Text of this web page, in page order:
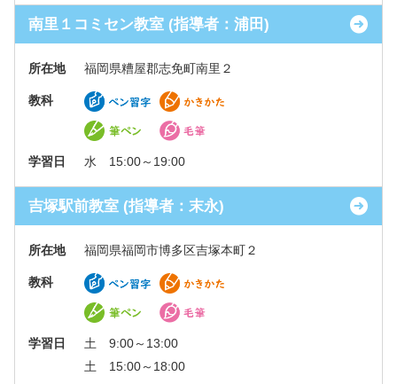
南里１コミセン教室 (指導者：浦田)
所在地 福岡県糟屋郡志免町南里２
教科
学習日 水 15:00～19:00
吉塚駅前教室 (指導者：末永)
所在地 福岡県福岡市博多区吉塚本町２
教科
学習日
土 9:00～13:00
土 15:00～18:00